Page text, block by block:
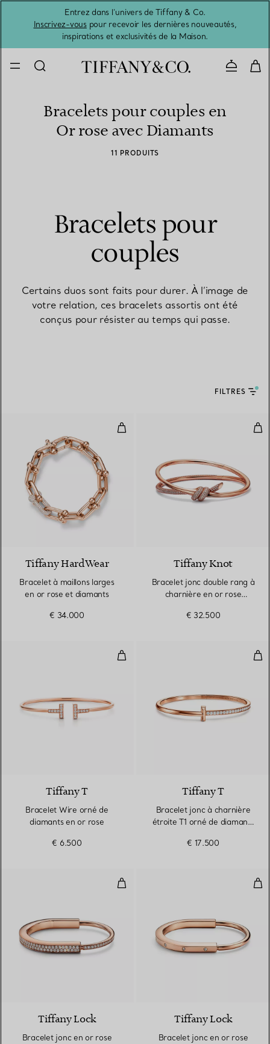
Entrez dans l’univers de Tiffany & Co.
Inscrivez-vouspour recevoir les dernières nouveautés,
inspirations et exclusivités de la Maison.
Bracelets pour couples en
Or rose avec Diamants
11 PRODUITS
Bracelets pour
couples
Certains duos sont faits pour durer. À l’image de
votre relation, ces bracelets assortis ont été
conçus pour résister au temps qui passe.
FILTRES
Bracelet à maillons larges en or
Tiffany HardWear
Bracelet à maillons larges
en or rose et diamants
€ 34.000
Tiffany Knot
Bracelet jonc double rang à
charnière en or rose
€ 32.500
Bracelet Wire orné de diamants
Tiffany T
Bracelet Wire orné de
diamants en or rose
€ 6.500
Tiffany T
Bracelet jonc à charnière
étroite T1 orné de diamants
€ 17.500
Bracelet jonc en or rose 18
Tiffany Lock
Bracelet jonc en or rose
Tiffany Lock
Bracelet jonc en or rose